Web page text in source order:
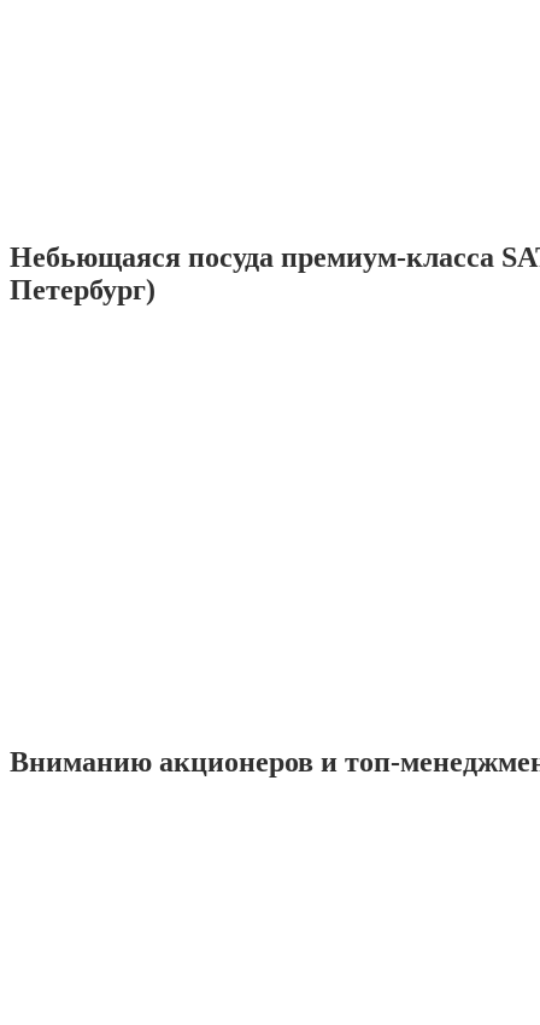
Небьющаяся посуда премиум-класса
Петербург)
Вниманию акционеров и топ-